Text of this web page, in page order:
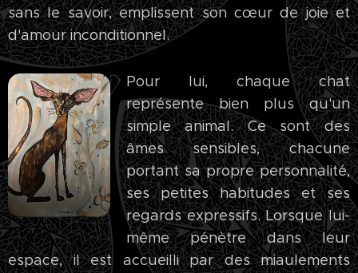
sans le savoir, emplissent son cœur de joie et
d'amour inconditionnel.
Pour lui, chaque chat
représente bien plus qu'un
simple animal. Ce sont des
âmes sensibles, chacune
portant sa propre personnalité,
ses petites habitudes et ses
regards expressifs. Lorsque lui-
même pénètre dans leur
espace, il est accueilli par des miaulements